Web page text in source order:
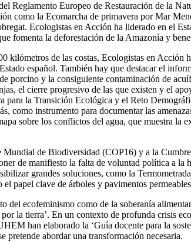
Reglamento Europeo de Restauración de la
como la Ecomarcha de primavera por Mar
Ecologistas en Acción ha liderado en el
fomenta la deforestación de la Amazonía y
kilómetros de las costas, Ecologistas en
español. También hay que destacar el
porcino y la consiguiente contaminación de
el cierre progresivo de las que existen y el
para la Transición Ecológica y el Reto
como instrumento para documentar las
sobre los conflictos del agua, que muestra
de Biodiversidad (COP16) y a la
de manifiesto la falta de voluntad política a
grandes soluciones, como la
papel clave de árboles y pavimentos
del ecofeminismo como de la soberanía
la tierra’. En un contexto de profunda crisis
han elaborado la ‘Guía docente para la
pretende abordar una transformación necesaria.